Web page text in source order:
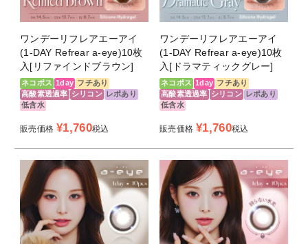
13.6mm
13.7mm
UVカット / 保
湿成分
有（UV-A約70%カット、UV-B約95%
カット） / 有
含水率 47％
Dk/L 酸素透
Dk値 酸素透
過係数
140
製法 サンドイッチ構造
ワンデーリフレアエーアイ
(1-DAY Refrear a-eye)10枚
入[リファインドブラウン]
ネコポス 1day フチあり
高酸素透過率 シリコン レポあり
低含水
販売価格 ¥1,760税込
ワンデーリフレアエーアイ
(1-DAY Refrear a-eye)10枚
入[ドラマティックグレー]
ネコポス 1day フチあり
高酸素透過率 シリコン レポあり
低含水
販売価格 ¥1,760税込